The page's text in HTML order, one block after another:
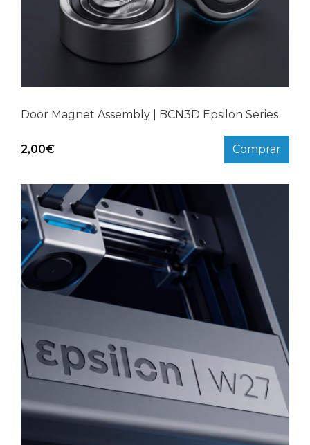
Door Magnet Assembly | BCN3D Epsilon Series
2,00€ Comprar